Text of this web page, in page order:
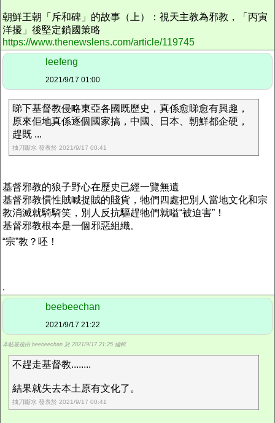
朝鮮王朝「斥和碑」的故事（上）：視天主教為邪教，「丙寅
洋擾」後堅定鎖國策略
https://www.thenewslens.com/article/119745
leefeng
2021/9/17 01:00
睇下基督教侵略東亞各國既歷史，真係愈睇愈有興趣，
原來佢地真係逐個國家搞，中國、日本、朝鮮都企硬，
趕既 ...
抽刀斷水 發表於 2021/9/17 00:41
基督邪教的狼子野心在歷史已經一覽無遺
基督邪教慣性賊喊捉賊的賤貨，牠們四處把別人當地文化和宗
教消滅就騎騎笑，別人反抗驅趕牠們就嗌“被迫害”！
基督邪教根本是一個邪惡組織。
“宗”教？呸！
.
beebeechan
2021/9/17 21:22
本帖最後由 beebeechan 於 2021/9/17 21:25 編輯
不趕走基督教........
結果就失去本土原有文化了。
抽刀斷水 發表於 2021/9/17 00:41